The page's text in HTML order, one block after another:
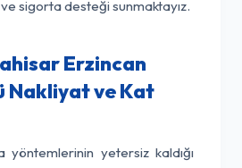
sigorta desteği sunmaktayız.
Erzincan
Nakliyat ve Kat
yöntemlerinin yetersiz kaldığı